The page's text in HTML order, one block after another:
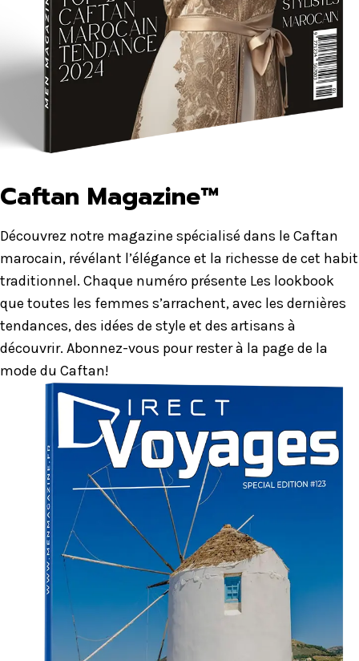
Caftan Magazine™
Découvrez notre magazine spécialisé dans le Caftan
marocain, révélant l’élégance et la richesse de cet habit
traditionnel. Chaque numéro présente Les lookbook
que toutes les femmes s’arrachent, avec les dernières
tendances, des idées de style et des artisans à
découvrir. Abonnez-vous pour rester à la page de la
mode du Caftan!